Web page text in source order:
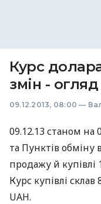
Курс
змін -
09.12.2013, 08:00 —
09.12.13 станом на
та Пунктів обміну
продажу й купівлі
Курс купівлі склав
UAH.